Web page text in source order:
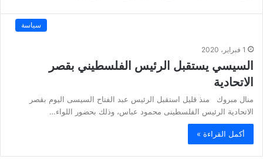
سياسة
1 فبراير، 2020
السيسي يستقبل الرئيس الفلسطيني بقصر
الاتحادية
منال مبروك منذ قليل استقبل الرئيس عبد الفتاح السيسى اليوم بقصر
الاتحادية الرئيس الفلسطينى محمود عباس، وذلك بحضور اللواء…
أكمل القراءة »